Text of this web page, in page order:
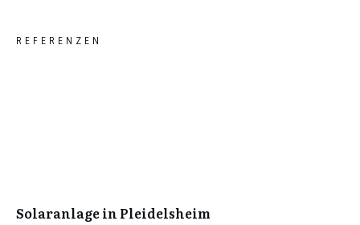
REFERENZEN
Solaranlage in Pleidelsheim